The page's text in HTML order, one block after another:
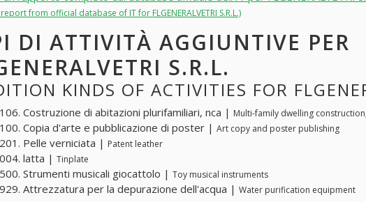
from official database of IT for FLGENERALVETRI S.R.L.)
DI ATTIVITÀ AGGIUNTIVE PER
S.R.L.
KINDS OF ACTIVITIES FOR
Costruzione di abitazioni plurifamiliari, nca | Multi-family dwelling
Copia d'arte e pubblicazione di poster | Art copy and poster publishing
Pelle verniciata | Patent leather
latta | Tinplate
Strumenti musicali giocattolo | Toy musical instruments
Attrezzatura per la depurazione dell'acqua | Water purification equipment